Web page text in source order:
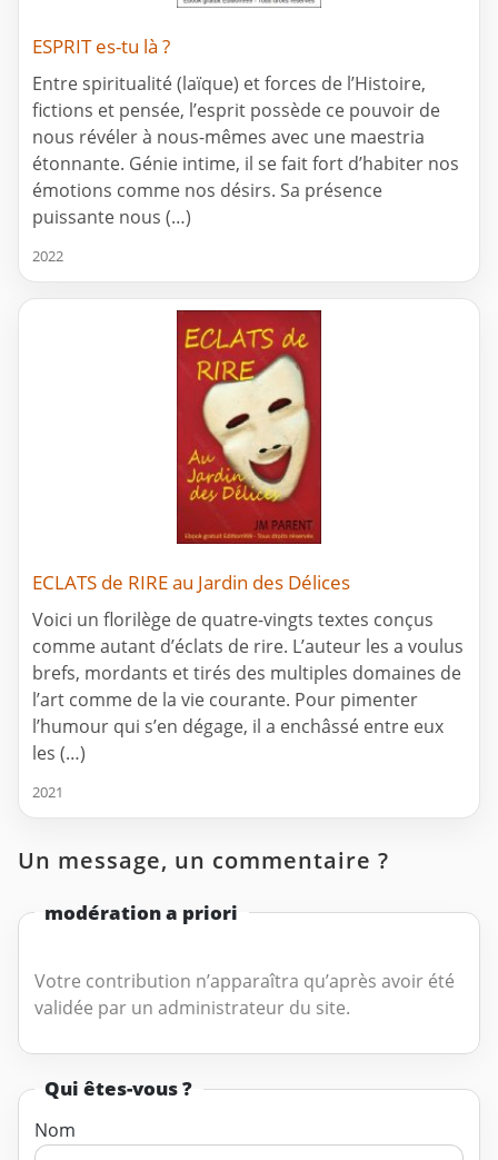
ESPRIT es-tu là ?
Entre spiritualité (laïque) et forces de l’Histoire,
fictions et pensée, l’esprit possède ce pouvoir de
nous révéler à nous-mêmes avec une maestria
étonnante. Génie intime, il se fait fort d’habiter nos
émotions comme nos désirs. Sa présence
puissante nous (…)
2022
ECLATS de RIRE au Jardin des Délices
Voici un florilège de quatre-vingts textes conçus
comme autant d’éclats de rire. L’auteur les a voulus
brefs, mordants et tirés des multiples domaines de
l’art comme de la vie courante. Pour pimenter
l’humour qui s’en dégage, il a enchâssé entre eux
les (…)
2021
Un message, un commentaire ?
modération a priori
Votre contribution n’apparaîtra qu’après avoir été
validée par un administrateur du site.
Qui êtes-vous ?
Nom